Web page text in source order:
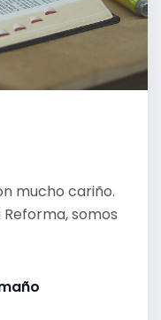
mucho cariño.
somos